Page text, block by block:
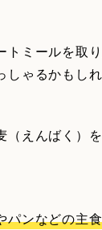
トミールを取
ゃるかもしれ
（えんばく）
パンなどの主